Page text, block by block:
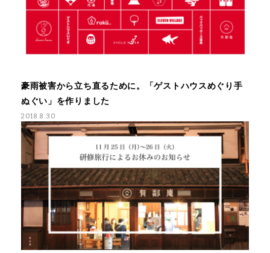
豪雨被害から立ち直るために。「ゲストハウスめぐり手
ぬぐい」を作りました
2018.8.30